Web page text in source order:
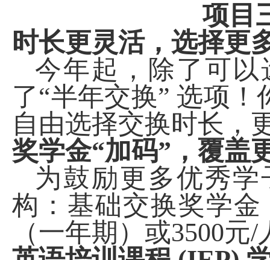
项目
时长更灵活，选择更
今年起，除了可
了“半年交换” 选项
自由选择交换时长，
奖学金“加码”，覆盖
为鼓励更多优秀
构：基础交换奖学
（一年期）或3500元/